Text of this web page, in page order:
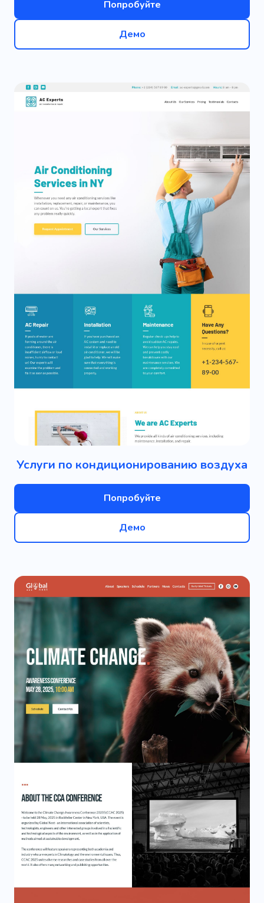
Попробуйте
Демо
Услуги по кондиционированию воздуха
Попробуйте
Демо